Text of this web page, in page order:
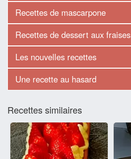
Recettes de mascarpone
Recettes de dessert aux fraises
Les nouvelles recettes
Une recette au hasard
Recettes similaires